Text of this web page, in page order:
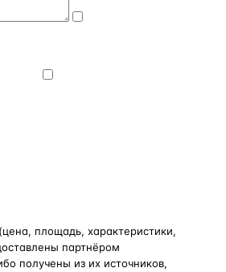
площадь, характеристики,
партнёром
получены из их источников,